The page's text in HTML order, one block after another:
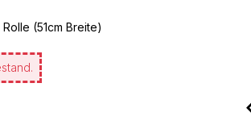
(51cm Breite)